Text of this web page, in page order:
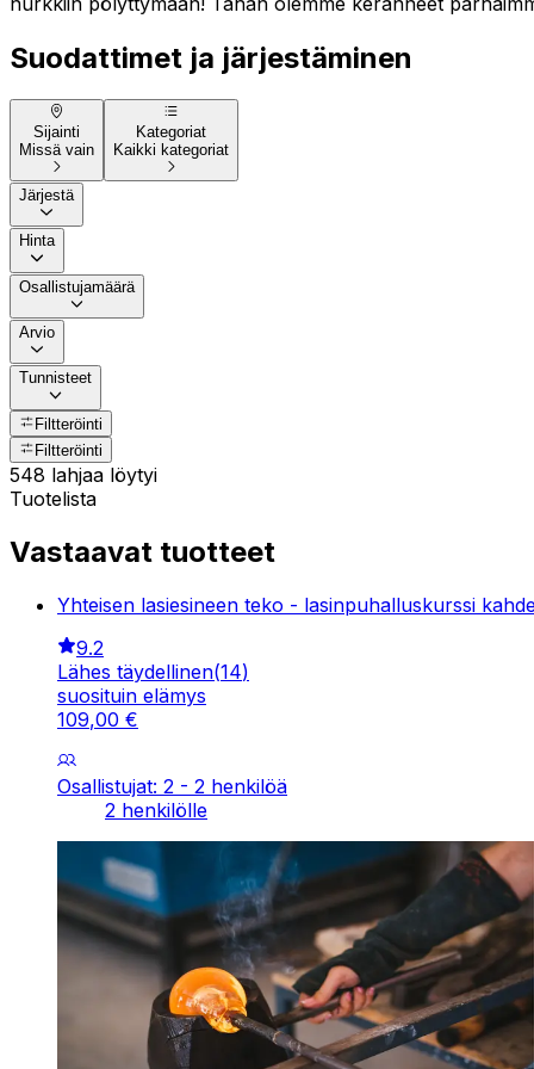
Suodattimet ja järjestäminen
Sijainti
Missä vain
Kategoriat
Kaikki kategoriat
Järjestä
Hinta
Osallistujamäärä
Arvio
Tunnisteet
Filtteröinti
Filtteröinti
548 lahjaa löytyi
Tuotelista
Vastaavat tuotteet
Yhteisen lasiesineen teko - lasinpuhalluskurssi
9.2
Lähes täydellinen(14)
suosituin elämys
109,00 €
Osallistujat: 2 - 2 henkilöä
2 henkilölle